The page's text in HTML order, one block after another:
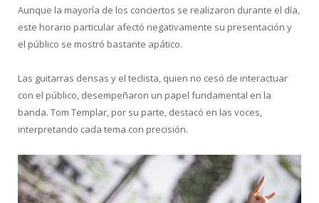
Aunque la mayoría de los conciertos se realizaron durante el día,
este horario particular afectó negativamente su presentación y
el público se mostró bastante apático.
Las guitarras densas y el teclista, quien no cesó de interactuar
con el público, desempeñaron un papel fundamental en la
banda. Tom Templar, por su parte, destacó en las voces,
interpretando cada tema con precisión.